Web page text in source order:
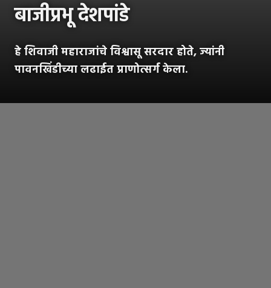
बाजीप्रभू देशपांडे
हे शिवाजी महाराजांचे विश्वासू सरदार होते, ज्यांनी
पावनखिंडीच्या लढाईत प्राणोत्सर्ग केला.